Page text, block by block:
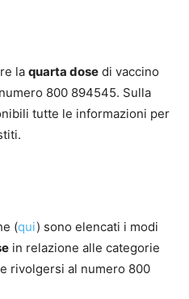
la quarta dose di vaccino
800 894545. Sulla
tutte le informazioni per
(qui) sono elencati i modi
in relazione alle categorie
rivolgersi al numero 800